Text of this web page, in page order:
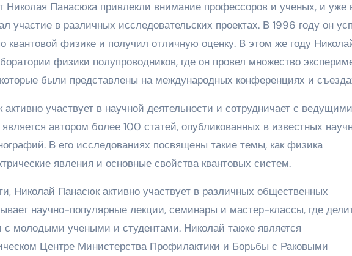
Николая Панасюка привлекли внимание профессоров и ученых, и уже
участие в различных исследовательских проектах. В 1996 году он
квантовой физике и получил отличную оценку. В этом же году
физики полупроводников, где он провел множество
были представлены на международных конференциях и
участвует в научной деятельности и сотрудничает с ведущими
автором более 100 статей, опубликованных в известных
В его исследованиях посвящены такие темы, как физика
явления и основные свойства квантовых систем.
Николай Панасюк активно участвует в различных общественных
научно-популярные лекции, семинары и мастер-классы, где
молодыми учеными и студентами. Николай также является
Центре Министерства Профилактики и Борьбы с Раковыми